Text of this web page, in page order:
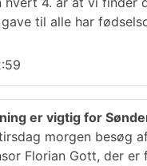
til alle har
er vigtig for
morgen besøg
Florian Gott, der